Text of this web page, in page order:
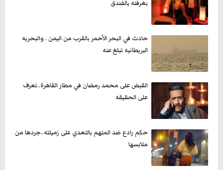
بغرفته بالفندق
حادث في البحر الأحمر بالقرب من اليمن . والبحريه
البريطانيه تبلغ عنه
القبض على محمد رمضان في مطار القاهرة..تعرف
على الحقيقه
حكم رادع ضد المتهم بالتعدي على زميلته..جردها من
ملابسها